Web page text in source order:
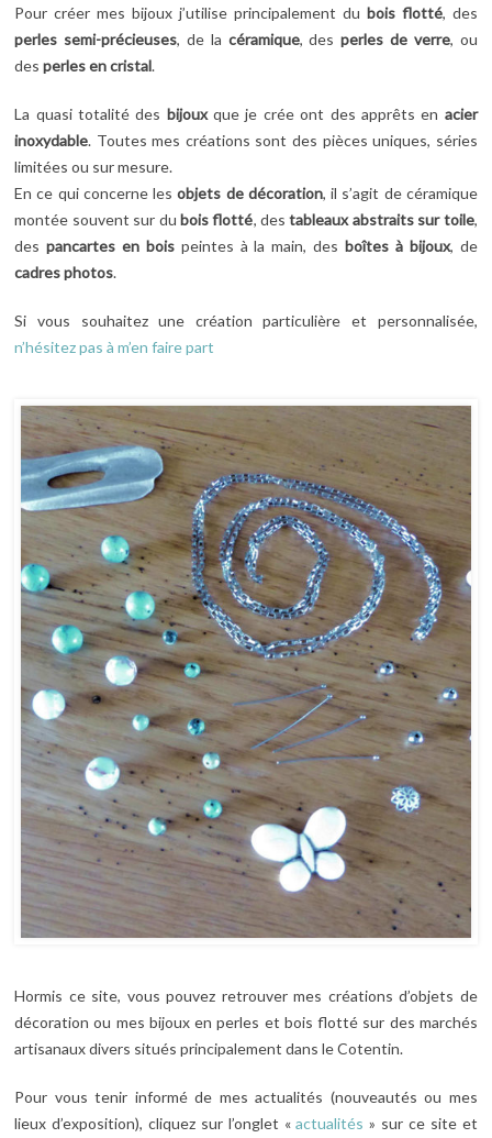
Pour créer mes bijoux j’utilise principalement du bois flotté, des
perles semi-précieuses, de la céramique, desperles de verre, ou
desperles en cristal.
La quasi totalité des bijouxque je crée ont des apprêts en acier
inoxydable. Toutes mes créations sont des pièces uniques, séries
limitées ou sur mesure.
En ce qui concerne lesobjets de décoration, il s’agit de céramique
montée souvent sur dubois flotté, destableaux abstraits sur toile,
despancartes en boispeintes à la main, desboîtes à bijoux, de
cadres photos.
Si vous souhaitez une création particulière et personnalisée,
n’hésitez pas à m’en faire part
Hormis ce site, vous pouvez retrouver mes créations d’objets de
décoration ou mes bijoux en perles et bois flotté sur des marchés
artisanaux divers situés principalement dans le Cotentin.
Pour vous tenir informé de mes actualités (nouveautés ou mes
lieux d’exposition), cliquez sur l’onglet «actualités » sur ce site et